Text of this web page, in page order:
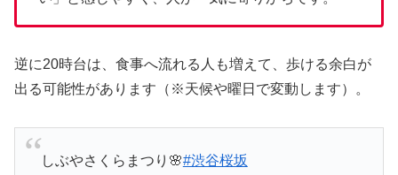
逆に20時台は、食事へ流れる人も増えて、歩ける余白が
出る可能性があります（※天候や曜日で変動します）。
しぶやさくらまつり🌸#渋谷桜坂